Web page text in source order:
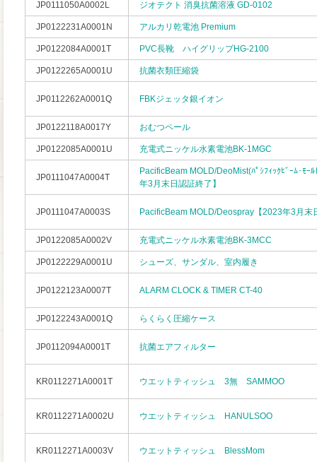
JP0111050A0002L ジオテクト 消臭抗菌溶液 GD-0102
JP0122231A0001N アルカリ乾電池 Premium
JP0122084A0001T PVC長靴 ハイグリップHG-2100
JP0122265A0001U 抗菌衣類圧縮袋
JP0112262A0001Q FBKジェッタ銀イオン
JP0122118A0017Y おむつペール
JP0122085A0001U 充電式ニッケル水素電池BK-1MGC
JP0111047A0004T
PacificBeam MOLD/DeoMist(ﾊﾟｼﾌｨｯｸﾋﾞｰﾑ･ﾓｰ
年3月末日認証終了】
JP0111047A0003S PacificBeam MOLD/Deospray【2023年3月末
JP0122085A0002V 充電式ニッケル水素電池BK-3MCC
JP0122229A0001U シューズ、サンダル、室内履き
JP0122123A0007T ALARM CLOCK & TIMER CT-40
JP0122243A0001Q らくらく圧縮ケース
JP0112094A0001T 抗菌エアフィルター
KR0112271A0001T ウエットティッシュ 3無 SAMMOO
KR0112271A0002U ウエットティッシュ HANULSOO
KR0112271A0003V ウエットティッシュ BlessMom